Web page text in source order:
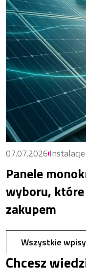
07.07.2026
Panele
wyboru,
zakupem
Wszystkie wpisy
Chcesz